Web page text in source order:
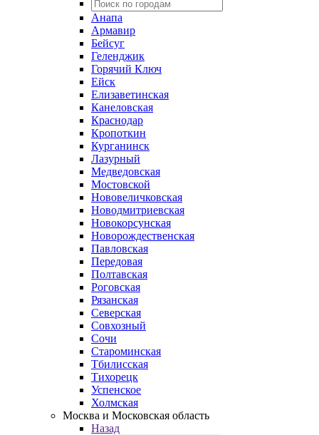
Анапа
Армавир
Бейсуг
Геленджик
Горячий Ключ
Ейск
Елизаветинская
Канеловская
Краснодар
Кропоткин
Курганинск
Лазурный
Медведовская
Мостовской
Нововеличковская
Новодмитриевская
Новокорсунская
Новорождественская
Павловская
Передовая
Полтавская
Роговская
Рязанская
Северская
Совхозный
Сочи
Староминская
Тбилисская
Тихорецк
Успенское
Холмская
Москва и Московская область
Назад